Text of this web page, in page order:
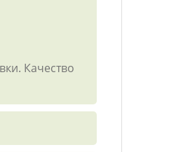
Качество